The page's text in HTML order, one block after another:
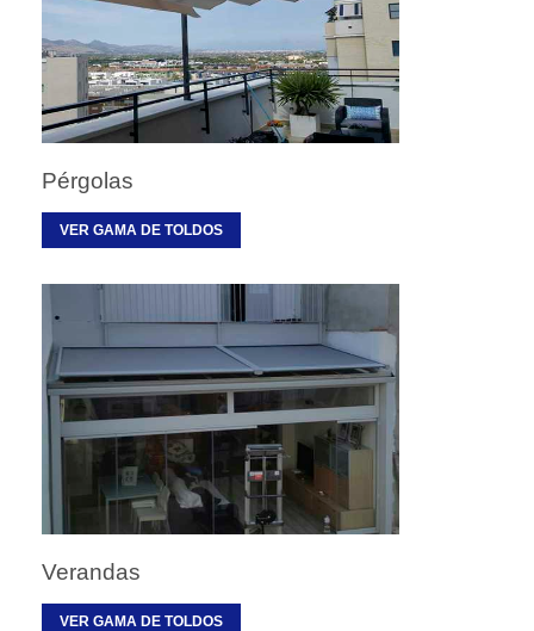
Pérgolas
VER GAMA DE TOLDOS
Verandas
VER GAMA DE TOLDOS